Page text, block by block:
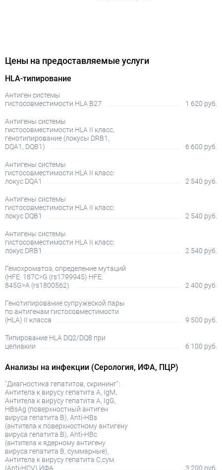
Цены на предоставляемые услуги
HLA-типирование
Антиген системы
гистосовместимости HLA В27
1 620 руб.
Антигены системы
гистосовместимости HLA II класс,
генотипирование (локусы DRB1,
DQA1, DQB1)
6 600 руб.
Антигены системы
гистосовместимости HLA II класс:
локус DQA1
2 540 руб.
Антигены системы
гистосовместимости HLA II класс:
локус DQB1
2 540 руб.
Антигены системы
гистосовместимости HLA II класс:
локус DRB1
2 540 руб.
Гемохроматоз, определение мутаций
(HFE: 187C>G (rs1799945) HFE:
845G>A (rs1800562)
2 400 руб.
Генотипирование супружеской пары
по антигенам гистосовместимости
(HLA) II класса
9 500 руб.
Типирование HLA DQ2/DQ8 при
целиакии
6 100 руб.
Анализы на инфекции (Серология, ИФА, ПЦР)
"Диагностика гепатитов, скрининг":
Антитела к вирусу гепатита А, IgM,
Антитела к вирусу гепатита А, IgG,
HBsAg (поверхностный антиген
вируса гепатита В), Anti-HBs
(антитела к поверхностному антигену
вируса гепатита В), Anti-HBc
(антитела к ядерному антигену
вируса гепатита В, суммарные),
Антитела к вирусу гепатита С,сум.
(Anti-HCV) ИФА
3 200 руб.